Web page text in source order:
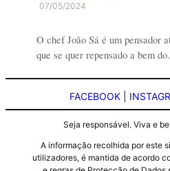
07/05/2024
O chef João Sá é um pensador
que se quer repensado a bem
FACEBOOK
Seja responsável. Viva e
A informação recolhida por este
utilizadores, é mantida de acordo